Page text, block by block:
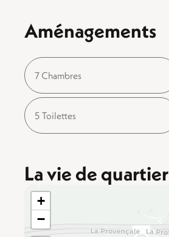
Aménagements
7 Chambres
5 Toilettes
La vie de quartier
+
−